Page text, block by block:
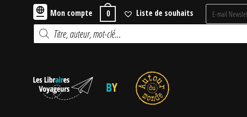
Mon compte 0 Liste de souhaits
Recherche
de
produits